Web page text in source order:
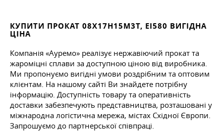
КУПИТИ ПРОКАТ 08Х17Н15М3Т, ЕІ580 ВИГІДНА
ЦІНА
Компанія «Ауремо» реалізує нержавіючий прокат та
жароміцні сплави за доступною ціною від виробника.
Ми пропонуємо вигідні умови роздрібним та оптовим
клієнтам. На нашому сайті Ви знайдете потрібну
інформацію. Доступність товару та оперативність
доставки забезпечують представництва, розташовані у
міжнародна логістична мережа, містах Східної Європи.
Запрошуємо до партнерської співпраці.